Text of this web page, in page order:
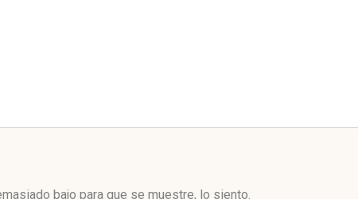
bajo para que se muestre, lo siento.